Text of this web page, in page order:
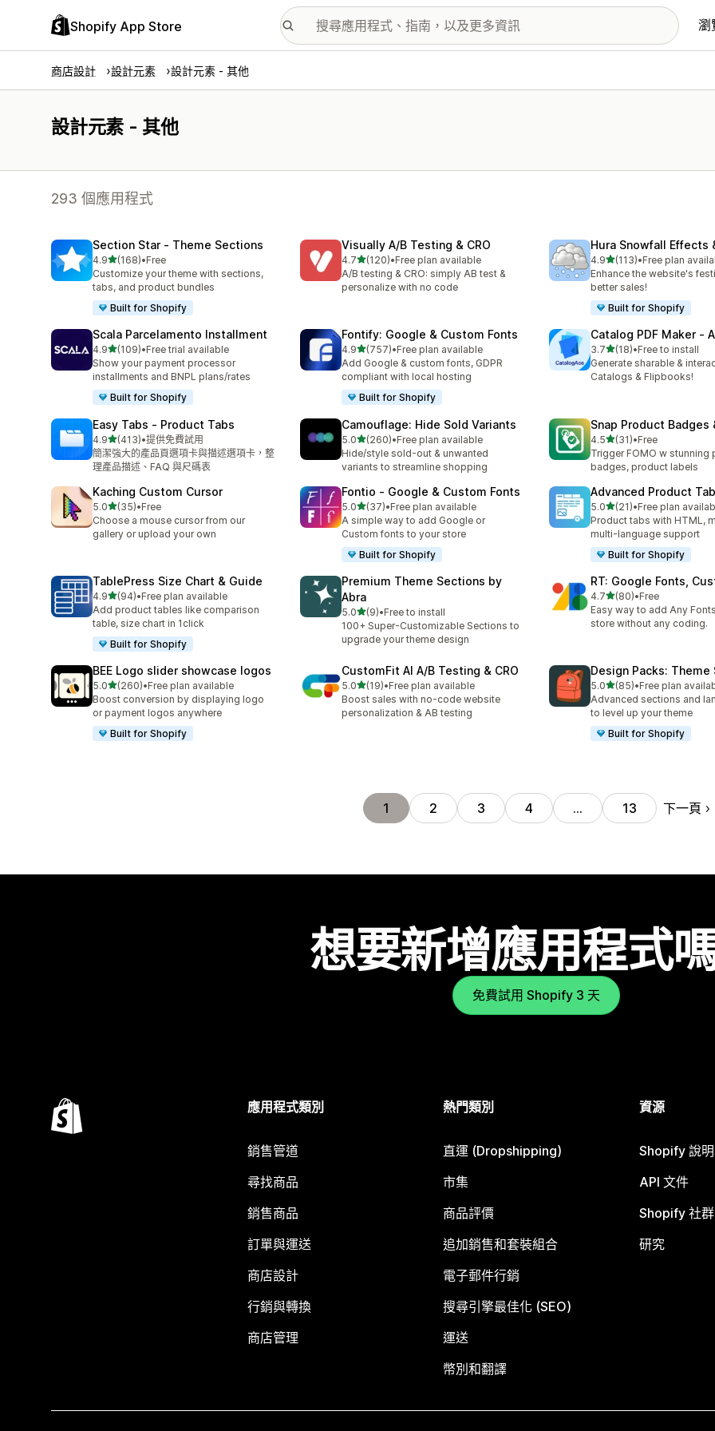
Shopify App Store 瀏
商店設計 設計元素 設計元素 - 其他
設計元素 - 其他
293 個應用程式
Section Star ‑ Theme Sections
4.9滿分 5 顆星
(168)
共有 168 則評價
•Free
Customize your theme with sections,
tabs, and product bundles
Built for Shopify
Visually A/B Testing & CRO
4.7滿分 5 顆星
(120)
共有 120 則評價
•Free plan available
A/B testing & CRO: simply AB test &
personalize with no code
Hura Snowfall Effects
4.9滿分 5 顆星
(113)
共有 113 則評價
•Free plan
Enhance the website's
better sales!
Built for Shopify
Scala Parcelamento Installment
4.9滿分 5 顆星
(109)
共有 109 則評價
•Free trial available
Show your payment processor
installments and BNPL plans/rates
Built for Shopify
Fontify: Google & Custom Fonts
4.9滿分 5 顆星
(757)
共有 757 則評價
•Free plan available
Add Google & custom fonts, GDPR
compliant with local hosting
Built for Shopify
Catalog PDF Maker ‑
3.7滿分 5 顆星
(18)
共有 18 則評價
•Free to install
Generate sharable &
Catalogs & Flipbooks!
Easy Tabs ‑ Product Tabs
4.9滿分 5 顆星
(413)
共有 413 則評價
•提供免費試用
簡潔強大的產品頁選項卡與描述選項卡，整
理產品描述、FAQ 與尺碼表
Camouflage: Hide Sold Variants
5.0滿分 5 顆星
(260)
共有 260 則評價
•Free plan available
Hide/style sold-out & unwanted
variants to streamline shopping
Snap Product Badges
4.5滿分 5 顆星
(31)
共有 31 則評價
•Free
Trigger FOMO w stunning
badges, product labels
Kaching Custom Cursor
5.0滿分 5 顆星
(35)
共有 35 則評價
•Free
Choose a mouse cursor from our
gallery or upload your own
Fontio ‑ Google & Custom Fonts
5.0滿分 5 顆星
(37)
共有 37 則評價
•Free plan available
A simple way to add Google or
Custom fonts to your store
Built for Shopify
Advanced Product
5.0滿分 5 顆星
(21)
共有 21 則評價
•Free plan
Product tabs with HTML,
multi-language support
Built for Shopify
TablePress Size Chart & Guide
4.9滿分 5 顆星
(94)
共有 94 則評價
•Free plan available
Add product tables like comparison
table, size chart in 1click
Built for Shopify
Premium Theme Sections by
Abra
5.0滿分 5 顆星
(9)
共有 9 則評價
•Free to install
100+ Super-Customizable Sections to
upgrade your theme design
RT: Google Fonts,
4.7滿分 5 顆星
(80)
共有 80 則評價
•Free
Easy way to add Any
store without any coding.
BEE Logo slider showcase logos
5.0滿分 5 顆星
(260)
共有 260 則評價
•Free plan available
Boost conversion by displaying logo
or payment logos anywhere
Built for Shopify
CustomFit AI A/B Testing & CRO
5.0滿分 5 顆星
(19)
共有 19 則評價
•Free plan available
Boost sales with no-code website
personalization & AB testing
Design Packs: Theme
5.0滿分 5 顆星
(85)
共有 85 則評價
•Free plan
Advanced sections and
to level up your theme
Built for Shopify
1 2 3 4 … 13 下一頁
想要新增應用程式
免費試用 Shopify 3 天
應用程式類別
銷售管道
尋找商品
銷售商品
訂單與運送
商店設計
行銷與轉換
商店管理
熱門類別
直運 (Dropshipping)
市集
商品評價
追加銷售和套裝組合
電子郵件行銷
搜尋引擎最佳化 (SEO)
運送
幣別和翻譯
資源
Shopify 說
API 文件
Shopify 社群
研究